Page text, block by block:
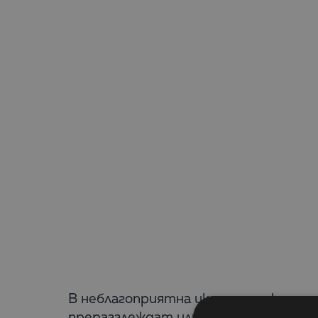
В неблагоприятна икономическа